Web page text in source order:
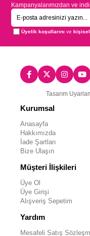
Kampanyalarımızdan ve
Üyelik koşullarını ve
Tasarım
Kurumsal
Anasayfa
Hakkımızda
İade Şartları
Bize Ulaşın
Müşteri İlişkileri
Üye Ol
Üye Girişi
Alışveriş Sepetim
Yardım
Mesafeli Satış